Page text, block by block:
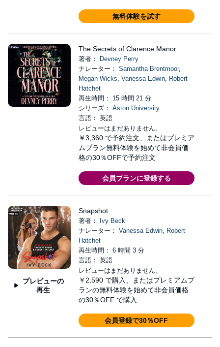
無料体験を試す
The Secrets of Clarence Manor
著者：
Devney Perry
ナレーター： Samantha Brentmoor,
Megan Wicks, Vanessa Edwin, Robert
Hatchet
再生時間： 15 時間 21 分
シリーズ： Aston University
言語： 英語
レビューはまだありません。
￥3,360 で予約注文、またはプレミア
ムプラン無料体験を始めて非会員価
格の30％OFFで予約注文
会員プランに登録する
プレビューの
再生
Snapshot
著者：
Ivy Beck
ナレーター： Vanessa Edwin, Robert
Hatchet
再生時間： 6 時間 3 分
言語： 英語
レビューはまだありません。
￥2,590 で購入、またはプレミアムプ
ランの無料体験を始めて非会員価格
の30％OFF で購入
会員登録で30％OFF